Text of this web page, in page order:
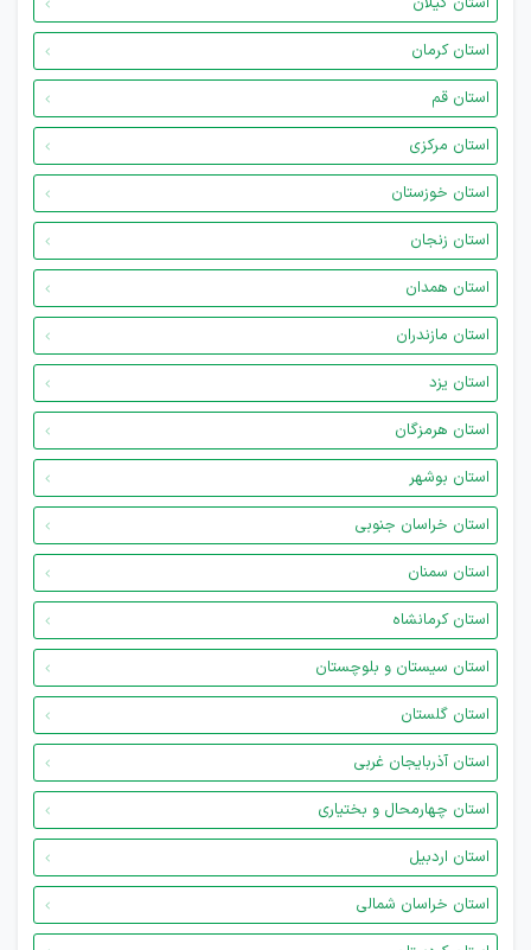
استان کرمان
استان قم
استان مرکزی
استان خوزستان
استان زنجان
استان همدان
استان مازندران
استان یزد
استان هرمزگان
استان بوشهر
استان خراسان جنوبی
استان سمنان
استان کرمانشاه
استان سیستان و بلوچستان
استان گلستان
استان آذربایجان غربی
استان چهارمحال و بختیاری
استان اردبیل
استان خراسان شمالی